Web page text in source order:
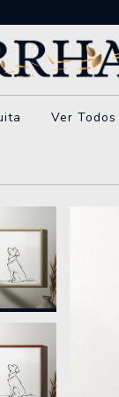
Ver Todos